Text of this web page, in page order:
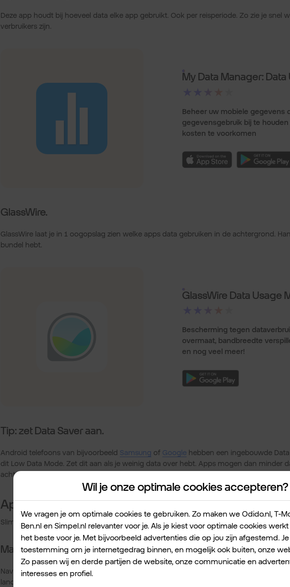
Deze app houdt bij hoeveel data elke app gebruikt. Ook per reisperiode. Zo zie je snel
verbruikers zijn.
My Data Manager: Data
Beheer uw mobiele gegevens
gegevensgebruik bij te
kosten te voorkomen
GlassWire.
GlassWire laat je in 1 oogopslag zien welke apps data gebruiken in de achtergrond.
bundel hebt.
GlassWire Data Usage
Bescherming tegen
overmaat, bandbreedte
en nog veel meer!
Tip: zet Data Saver aan.
Android telefoons van bijvoorbeeld Samsung of Googlehebben een ingebouwde Data
dit Low Data Mode. Zet dit aan als je weinig data over hebt. Apps mogen dan minder
achtergrond.
Apps die werken zonder internet.
Slim reizen betekent ook: voorbereid vertrekken. Download deze apps thuis alvast.
Maps.me.
Navigeren zonder data kan met Maps.me. Download de kaarten van je bestemming
landen waar je liever geen data wil gebruiken.
Wil je onze optimale cookies accepteren?
We vragen je om optimale cookies te gebruiken. Zo maken we Odido.nl, T-
Ben.nl en Simpel.nl relevanter voor je. Als je kiest voor optimale cookies
het beste voor je. Met bijvoorbeeld advertenties die op jou zijn afgestemd.
toestemming om je internetgedrag binnen, en mogelijk ook buiten, onze
Zo passen wij en derde partijen de website, onze communicatie en
interesses en profiel.